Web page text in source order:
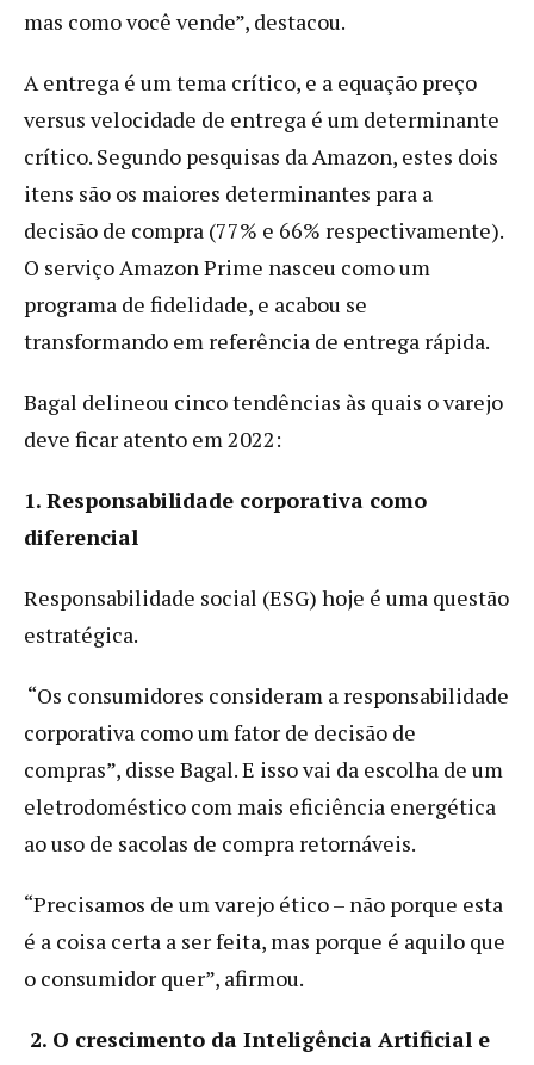
mas como você vende”, destacou.
A entrega é um tema crítico, e a equação preço
versus velocidade de entrega é um determinante
crítico. Segundo pesquisas da Amazon, estes dois
itens são os maiores determinantes para a
decisão de compra (77% e 66% respectivamente).
O serviço Amazon Prime nasceu como um
programa de fidelidade, e acabou se
transformando em referência de entrega rápida.
Bagal delineou cinco tendências às quais o varejo
deve ficar atento em 2022:
1. Responsabilidade corporativa como
diferencial
Responsabilidade social (ESG) hoje é uma questão
estratégica.
“Os consumidores consideram a responsabilidade
corporativa como um fator de decisão de
compras”, disse Bagal. E isso vai da escolha de um
eletrodoméstico com mais eficiência energética
ao uso de sacolas de compra retornáveis.
“Precisamos de um varejo ético – não porque esta
é a coisa certa a ser feita, mas porque é aquilo que
o consumidor quer”, afirmou.
2. O crescimento da Inteligência Artificial e